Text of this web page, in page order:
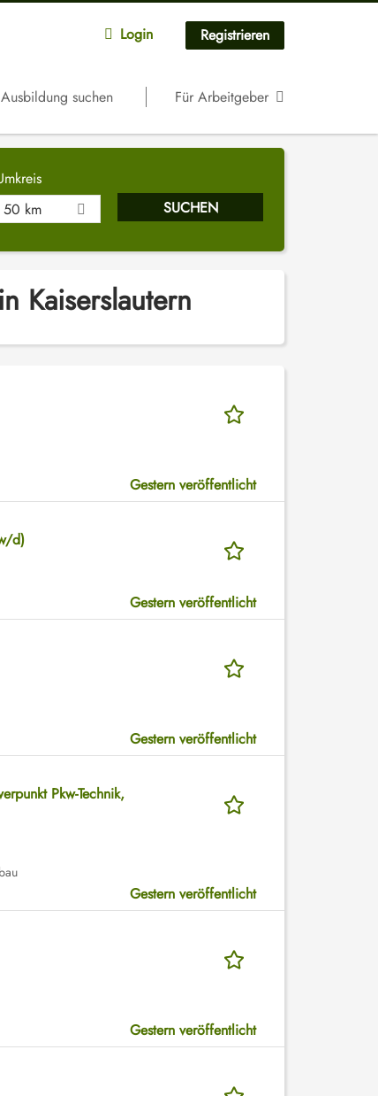
Login Registrieren
Ausbildung suchen Für Arbeitgeber
50 km
Kaiserslautern
Gestern veröffentlicht
d)
Gestern veröffentlicht
Gestern veröffentlicht
Pkw-Technik,
Gestern veröffentlicht
Gestern veröffentlicht